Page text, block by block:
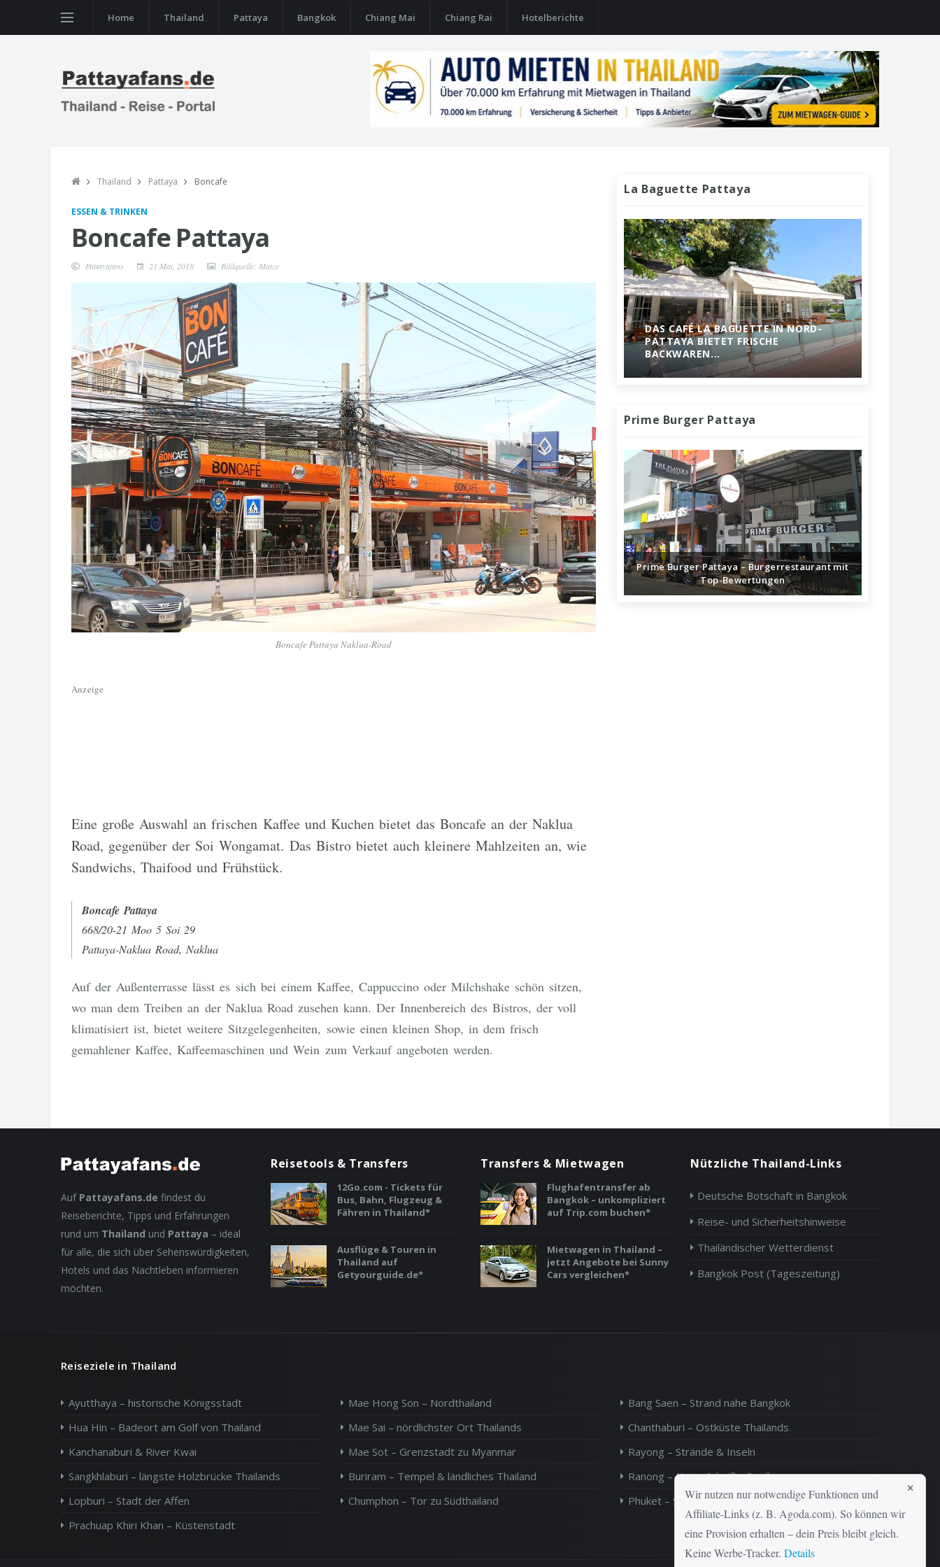
Home Thailand Pattaya Bangkok Chiang Mai Chiang Rai Hotelberichte
Thailand Pattaya Boncafe
ESSEN & TRINKEN
Boncafe Pattaya
Pattayafans 21 Mai, 2018 Bildquelle: Matze
Boncafe Pattaya Naklua-Road
Anzeige
Eine große Auswahl an frischen Kaffee und Kuchen bietet das Boncafe an der Naklua
Road, gegenüber der Soi Wongamat. Das Bistro bietet auch kleinere Mahlzeiten an, wie
Sandwichs, Thaifood und Frühstück.
Boncafe Pattaya
668/20-21 Moo 5 Soi 29
Pattaya-Naklua Road, Naklua
Auf der Außenterrasse lässt es sich bei einem Kaffee, Cappuccino oder Milchshake schön sitzen,
wo man dem Treiben an der Naklua Road zusehen kann. Der Innenbereich des Bistros, der voll
klimatisiert ist, bietet weitere Sitzgelegenheiten, sowie einen kleinen Shop, in dem frisch
gemahlener Kaffee, Kaffeemaschinen und Wein zum Verkauf angeboten werden.
La Baguette Pattaya
DAS CAFÉ LA BAGUETTE IN NORD-
PATTAYA BIETET FRISCHE
BACKWAREN...
Prime Burger Pattaya
Prime Burger Pattaya – Burgerrestaurant mit
Top-Bewertungen
Auf Pattayafans.de findest du
Reiseberichte, Tipps und Erfahrungen
rund um Thailand und Pattaya – ideal
für alle, die sich über Sehenswürdigkeiten,
Hotels und das Nachtleben informieren
möchten.
Reisetools & Transfers
12Go.com - Tickets für
Bus, Bahn, Flugzeug &
Fähren in Thailand*
Ausflüge & Touren in
Thailand auf
Getyourguide.de*
Transfers & Mietwagen
Flughafentransfer ab
Bangkok – unkompliziert
auf Trip.com buchen*
Mietwagen in Thailand –
jetzt Angebote bei Sunny
Cars vergleichen*
Nützliche Thailand-Links
Deutsche Botschaft in Bangkok
Reise- und Sicherheitshinweise
Thailändischer Wetterdienst
Bangkok Post (Tageszeitung)
Reiseziele in Thailand
Ayutthaya – historische Königsstadt
Hua Hin – Badeort am Golf von Thailand
Kanchanaburi & River Kwai
Sangkhlaburi – längste Holzbrücke Thailands
Lopburi – Stadt der Affen
Prachuap Khiri Khan – Küstenstadt
Mae Hong Son – Nordthailand
Mae Sai – nördlichster Ort Thailands
Mae Sot – Grenzstadt zu Myanmar
Buriram – Tempel & ländliches Thailand
Chumphon – Tor zu Südthailand
Bang Saen – Strand nahe Bangkok
Chanthaburi – Ostküste Thailands
Rayong – Strände & Inseln
Ranong – Natur & heiße Quellen
Phuket – Strände & Inselwelt
×
Wir nutzen nur notwendige Funktionen und
Affiliate-Links (z. B. Agoda.com). So können wir
eine Provision erhalten – dein Preis bleibt gleich.
Keine Werbe-Tracker. Details